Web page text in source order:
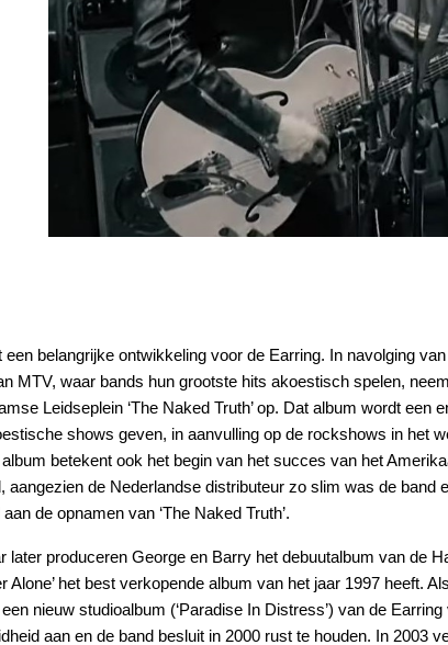
een belangrijke ontwikkeling voor de Earring. In navolging van
MTV, waar bands hun grootste hits akoestisch spelen,
Leidseplein ‘The Naked Truth’ op. Dat album wordt een
shows geven, in aanvulling op de rockshows in het
betekent ook het begin van het succes van het
aangezien de Nederlandse distributeur zo slim was de band
de opnamen van ‘The Naked Truth’.
later produceren George en Barry het debuutalbum van de
Alone’ het best verkopende album van het jaar 1997 heeft.
een nieuw studioalbum (‘Paradise In Distress’) van de
aan en de band besluit in 2000 rust te houden. In 2003